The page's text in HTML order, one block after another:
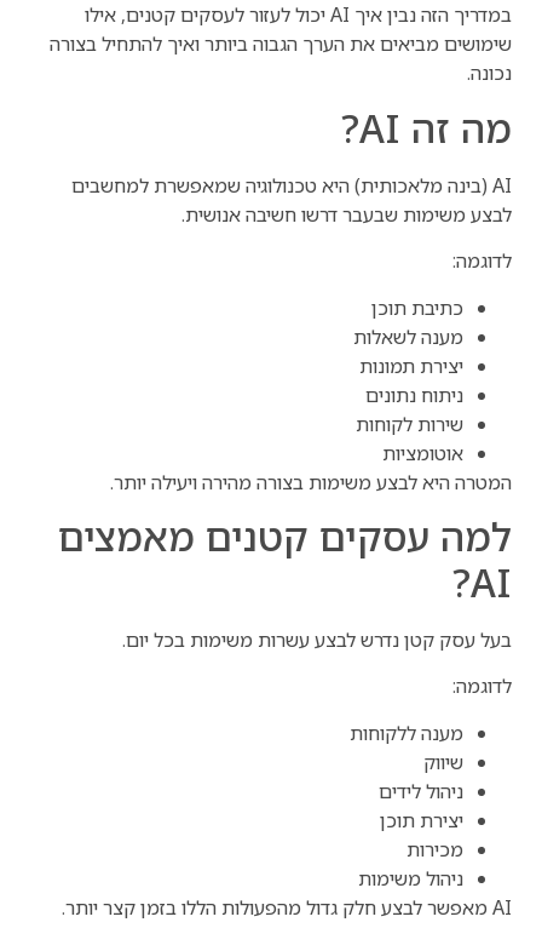
במדריך הזה נבין איך AI יכול לעזור לעסקים קטנים, אילו
שימושים מביאים את הערך הגבוה ביותר ואיך להתחיל בצורה
נכונה.
מה זה AI?
AI (בינה מלאכותית) היא טכנולוגיה שמאפשרת למחשבים
לבצע משימות שבעבר דרשו חשיבה אנושית.
לדוגמה:
כתיבת תוכן
מענה לשאלות
יצירת תמונות
ניתוח נתונים
שירות לקוחות
אוטומציות
המטרה היא לבצע משימות בצורה מהירה ויעילה יותר.
למה עסקים קטנים מאמצים
AI?
בעל עסק קטן נדרש לבצע עשרות משימות בכל יום.
לדוגמה:
מענה ללקוחות
שיווק
ניהול לידים
יצירת תוכן
מכירות
ניהול משימות
AI מאפשר לבצע חלק גדול מהפעולות הללו בזמן קצר יותר.